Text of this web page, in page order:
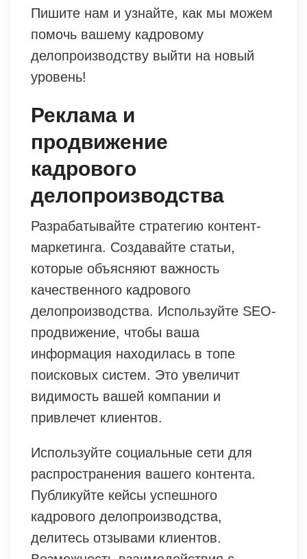
Пишите нам и узнайте, как мы можем
помочь вашему кадровому
делопроизводству выйти на новый
уровень!
Реклама и
продвижение
кадрового
делопроизводства
Разрабатывайте стратегию контент-
маркетинга. Создавайте статьи,
которые объясняют важность
качественного кадрового
делопроизводства. Используйте SEO-
продвижение, чтобы ваша
информация находилась в топе
поисковых систем. Это увеличит
видимость вашей компании и
привлечет клиентов.
Используйте социальные сети для
распространения вашего контента.
Публикуйте кейсы успешного
кадрового делопроизводства,
делитесь отзывами клиентов.